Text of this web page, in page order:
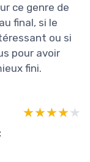
ce genre de
final, si le
ou si
pour avoir
fini.
★★★★★
★★★★★